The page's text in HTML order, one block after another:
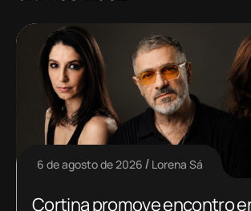
6 de agosto de 2026 Lorena Sá
Cortina promove encontro